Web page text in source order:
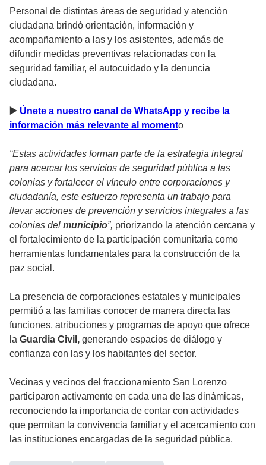
Personal de distintas áreas de seguridad y atención
ciudadana brindó orientación, información y
acompañamiento a las y los asistentes, además de
difundir medidas preventivas relacionadas con la
seguridad familiar, el autocuidado y la denuncia
ciudadana.
▶ ️ Únete a nuestro canal de WhatsApp y recibe la
información más relevante al momento
“Estas actividades forman parte de la estrategia integral
para acercar los servicios de seguridad pública a las
colonias y fortalecer el vínculo entre corporaciones y
ciudadanía, este esfuerzo representa un trabajo para
llevar acciones de prevención y servicios integrales a las
colonias del municipio”, priorizando la atención cercana y
el fortalecimiento de la participación comunitaria como
herramientas fundamentales para la construcción de la
paz social.
La presencia de corporaciones estatales y municipales
permitió a las familias conocer de manera directa las
funciones, atribuciones y programas de apoyo que ofrece
la Guardia Civil, generando espacios de diálogo y
confianza con las y los habitantes del sector.
Vecinas y vecinos del fraccionamiento San Lorenzo
participaron activamente en cada una de las dinámicas,
reconociendo la importancia de contar con actividades
que permitan la convivencia familiar y el acercamiento con
las instituciones encargadas de la seguridad pública.